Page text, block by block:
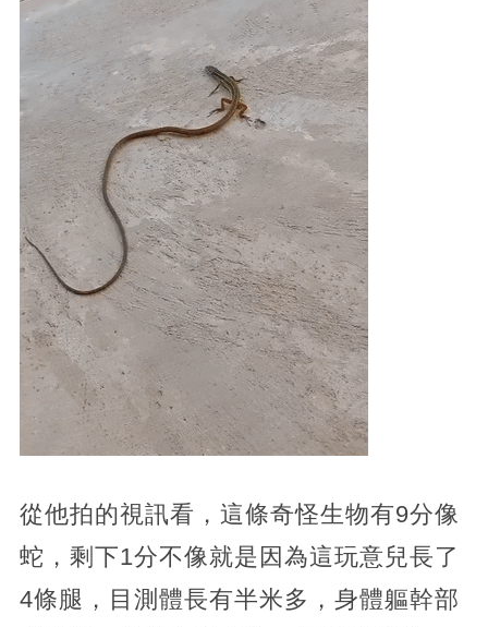
從他拍的視訊看，這條奇怪生物有9分像
蛇，剩下1分不像就是因為這玩意兒長了
4條腿，目測體長有半米多，身體軀幹部